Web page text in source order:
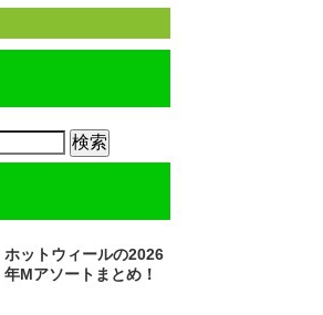
ホットウィールの2026
年Mアソートまとめ！